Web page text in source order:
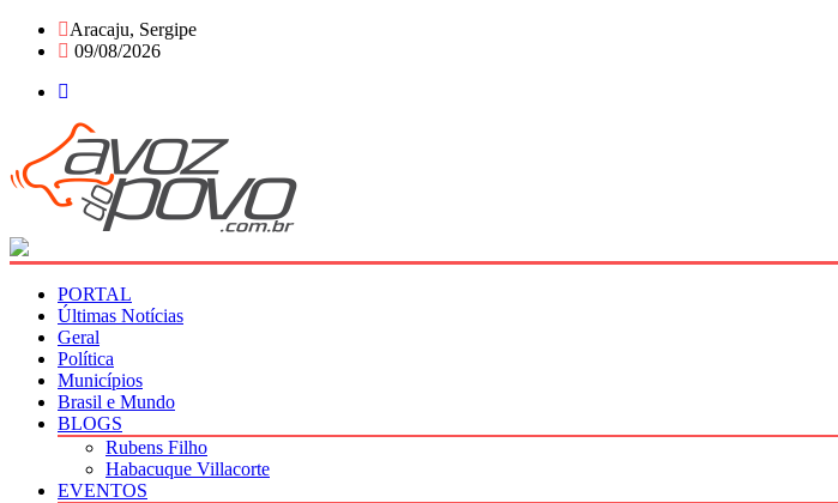
Skip
Aracaju, Sergipe
09/08/2026
PORTAL
Últimas Notícias
Geral
Política
Municípios
Brasil e Mundo
BLOGS
Rubens Filho
Habacuque Villacorte
EVENTOS